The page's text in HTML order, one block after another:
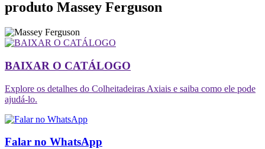
produto Massey Ferguson
BAIXAR O CATÁLOGO
Explore os detalhes do Colheitadeiras Axiais e saiba como ele pode
ajudá-lo.
Falar no WhatsApp